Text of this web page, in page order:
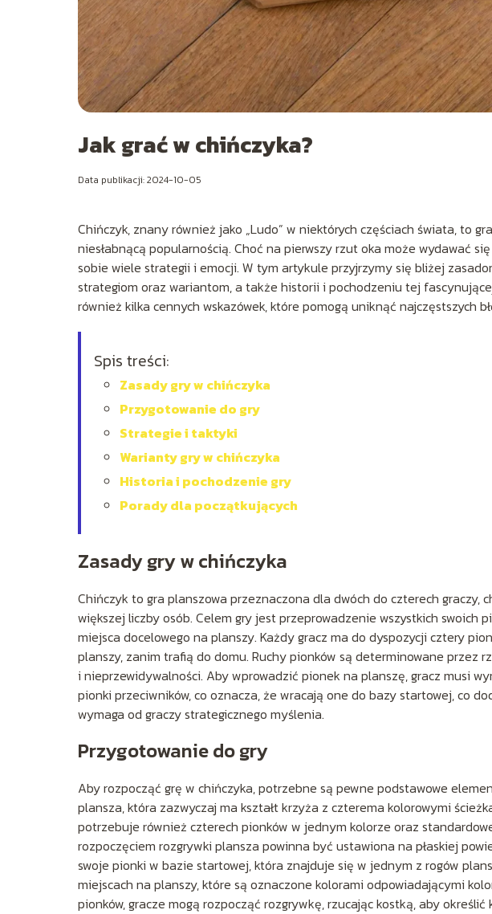
Jak grać w chińczyka?
Data publikacji: 2024-10-05
Chińczyk, znany również jako „Ludo” w niektórych częściach świata, to
niesłabnącą popularnością. Choć na pierwszy rzut oka może wydawać
sobie wiele strategii i emocji. W tym artykule przyjrzymy się bliżej
strategiom oraz wariantom, a także historii i pochodzeniu tej
również kilka cennych wskazówek, które pomogą uniknąć najczęstszych
Spis treści:
Zasady gry w chińczyka
Przygotowanie do gry
Strategie i taktyki
Warianty gry w chińczyka
Historia i pochodzenie gry
Porady dla początkujących
Zasady gry w chińczyka
Chińczyk to gra planszowa przeznaczona dla dwóch do czterech graczy,
większej liczby osób. Celem gry jest przeprowadzenie wszystkich swoich
miejsca docelowego na planszy. Każdy gracz ma do dyspozycji cztery
planszy, zanim trafią do domu. Ruchy pionków są determinowane przez
i nieprzewidywalności. Aby wprowadzić pionek na planszę, gracz musi
pionki przeciwników, co oznacza, że wracają one do bazy startowej, co
wymaga od graczy strategicznego myślenia.
Przygotowanie do gry
Aby rozpocząć grę w chińczyka, potrzebne są pewne podstawowe
plansza, która zazwyczaj ma kształt krzyża z czterema kolorowymi
potrzebuje również czterech pionków w jednym kolorze oraz
rozpoczęciem rozgrywki plansza powinna być ustawiona na płaskiej
swoje pionki w bazie startowej, która znajduje się w jednym z rogów
miejscach na planszy, które są oznaczone kolorami odpowiadającymi
pionków, gracze mogą rozpocząć rozgrywkę, rzucając kostką, aby określić